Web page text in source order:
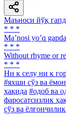
Маъноси йўқ
* * *
Maʼnosi yoʼq
* * *
Without rhyme or
* * *
Ни к селу ни к
#яхши сўз ва
ҳақида #одоб ва
фаросатсизлик
сўз ва